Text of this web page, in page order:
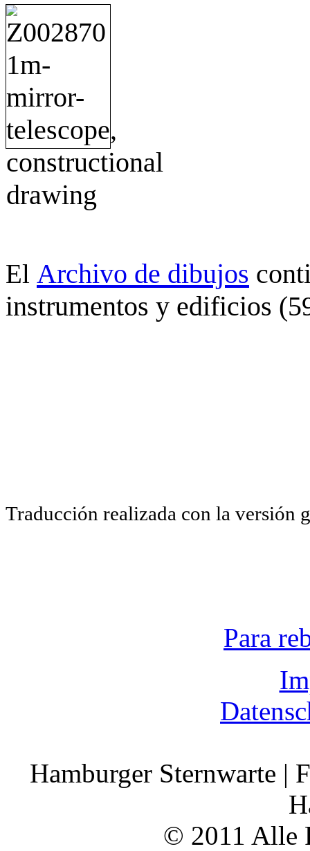
El Archivo de dibujos
instrumentos y edificios
Traducción realizada con la versión
Para
Hamburger Sternwarte |
© 2011 Alle